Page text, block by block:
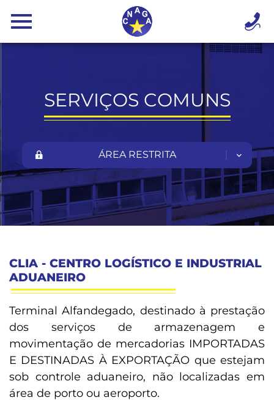
SERVIÇOS COMUNS
ÁREA RESTRITA
CLIA - CENTRO LOGÍSTICO E INDUSTRIAL
ADUANEIRO
Terminal Alfandegado, destinado à prestação
dos serviços de armazenagem e
movimentação de mercadorias IMPORTADAS
E DESTINADAS À EXPORTAÇÃO que estejam
sob controle aduaneiro, não localizadas em
área de porto ou aeroporto.